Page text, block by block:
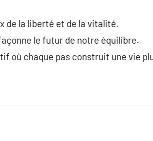
de la liberté et de la vitalité.
le futur de notre équilibre.
où chaque pas construit une vie